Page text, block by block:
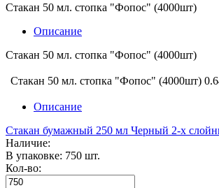
Стакан 50 мл. стопка "Фопос" (4000шт)
Описание
Стакан 50 мл. стопка "Фопос" (4000шт)
Стакан 50 мл. стопка "Фопос" (4000шт)
Описание
Стакан бумажный 250 мл Черный 2-х
Наличие:
В упаковке: 750 шт.
Кол-во: